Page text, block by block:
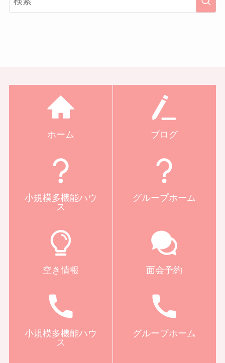
ホーム ブログ
小規模多機能ハウ
ス
グループホーム
空き情報 面会予約
小規模多機能ハウ
ス
グループホーム